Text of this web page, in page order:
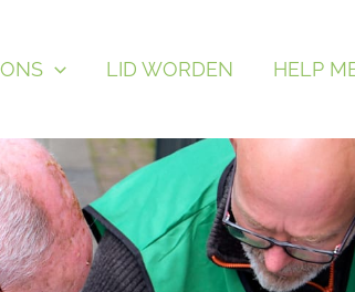
LID WORDEN HELP